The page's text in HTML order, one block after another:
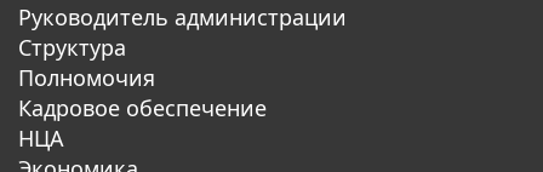
Руководитель администрации
Структура
Полномочия
Кадровое обеспечение
НЦА